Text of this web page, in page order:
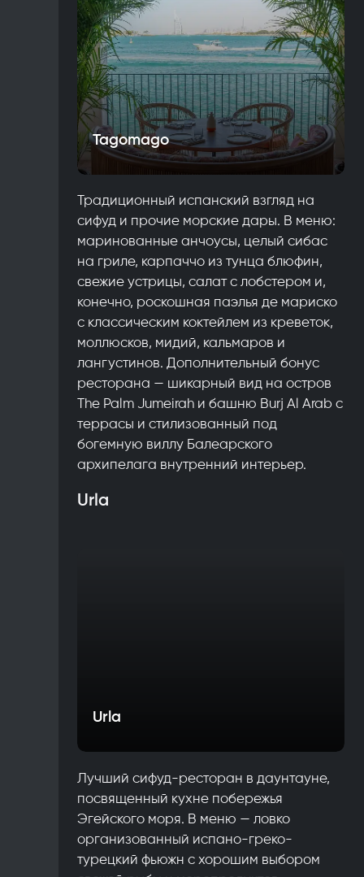
Tagomago
Традиционный испанский взгляд на
сифуд и прочие морские дары. В меню:
маринованные анчоусы, целый сибас
на гриле, карпаччо из тунца блюфин,
свежие устрицы, салат с лобстером и,
конечно, роскошная паэлья де мариско
с классическим коктейлем из креветок,
моллюсков, мидий, кальмаров и
лангустинов. Дополнительный бонус
ресторана — шикарный вид на остров
The Palm Jumeirah и башню Burj Al Arab с
террасы и стилизованный под
богемную виллу Балеарского
архипелага внутренний интерьер.
Urla
Urla
Лучший сифуд-ресторан в даунтауне,
посвященный кухне побережья
Эгейского моря. В меню — ловко
организованный испано-греко-
турецкий фьюжн с хорошим выбором